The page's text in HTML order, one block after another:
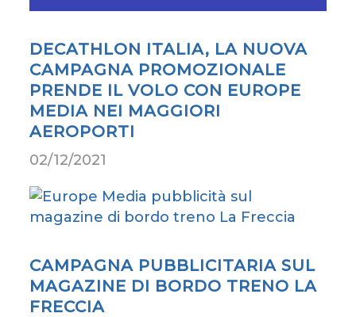
DECATHLON ITALIA, LA NUOVA
CAMPAGNA PROMOZIONALE
PRENDE IL VOLO CON EUROPE
MEDIA NEI MAGGIORI
AEROPORTI
02/12/2021
CAMPAGNA PUBBLICITARIA SUL
MAGAZINE DI BORDO TRENO LA
FRECCIA